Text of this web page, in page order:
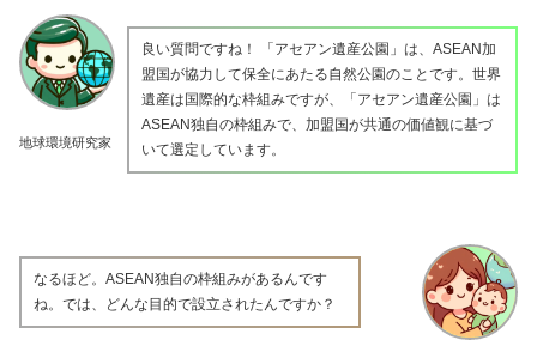
地球環境研究家
良い質問ですね！ 「アセアン遺産公園」は、ASEAN加
盟国が協力して保全にあたる自然公園のことです。世界
遺産は国際的な枠組みですが、「アセアン遺産公園」は
ASEAN独自の枠組みで、加盟国が共通の価値観に基づ
いて選定しています。
なるほど。ASEAN独自の枠組みがあるんです
ね。では、どんな目的で設立されたんですか？